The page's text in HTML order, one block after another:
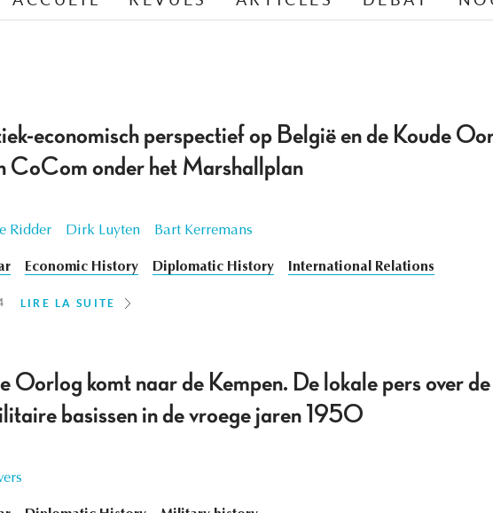
economisch perspectief op België en de Koude
CoCom onder het Marshallplan
Ridder Dirk Luyten Bart Kerremans
Economic History Diplomatic History International Relations
LIRE LA SUITE
Oorlog komt naar de Kempen. De lokale pers over
basissen in de vroege jaren 1950